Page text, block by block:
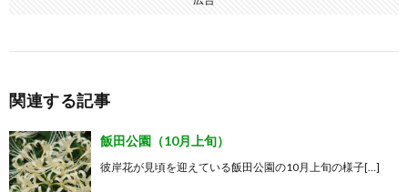
関連する記事
飯田公園（10月上旬）
彼岸花が見頃を迎えている飯田公園の10月上旬の様子[…]